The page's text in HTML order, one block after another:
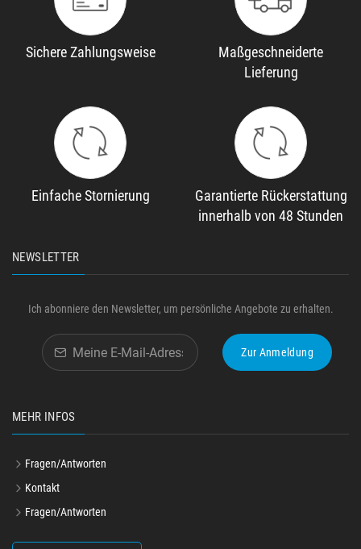
Sichere Zahlungsweise
Maßgeschneiderte
Lieferung
Einfache Stornierung
Garantierte Rückerstattung
innerhalb von 48 Stunden
NEWSLETTER
Ich abonniere den Newsletter, um persönliche Angebote zu erhalten.
Zur Anmeldung
MEHR INFOS
Fragen/Antworten
Kontakt
Fragen/Antworten